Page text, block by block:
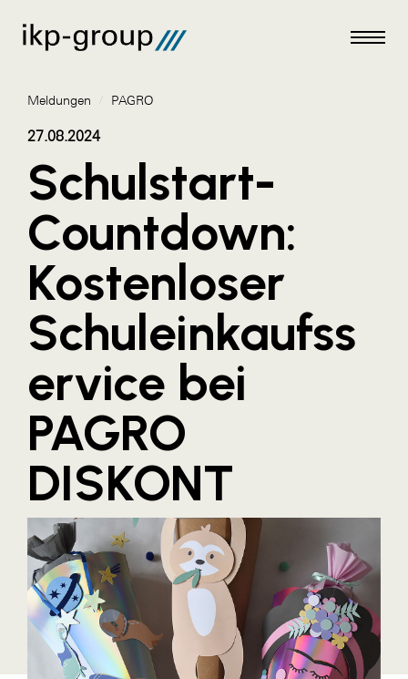
Meldungen
AKTUELLES
ACO
ALEX Krems
Amazon Web Services
Artweger
AustroCel Hallein
Blaguss
Bundesverband Sonnenschutztechnik
Cineplexx
Colmobil Austria
Controller Institut
Darbo
Designer Outlets Parndorf und Salzburg
DOMOFERM
Meldungen / PAGRO
27.08.2024
Schulstart-
Countdown:
Kostenloser
Schuleinkaufss
ervice bei
PAGRO
DISKONT